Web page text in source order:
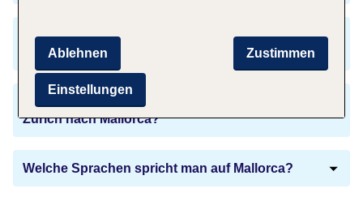
Gibt es einen Zeitunterschied zwischen Zürich
und Mallorca?
Brauche ich einen Reisepass für einen Flug von
Zürich nach Mallorca?
Welche Sprachen spricht man auf Mallorca?
Zustimmen
Ablehnen
Einstellungen